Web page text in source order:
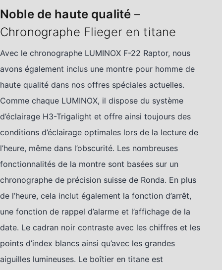
Noble de haute qualité –
Chronographe Flieger en titane
Avec le chronographe LUMINOX F-22 Raptor, nous
avons également inclus une montre pour homme de
haute qualité dans nos offres spéciales actuelles.
Comme chaque LUMINOX, il dispose du système
d’éclairage H3-Trigalight et offre ainsi toujours des
conditions d’éclairage optimales lors de la lecture de
l’heure, même dans l’obscurité. Les nombreuses
fonctionnalités de la montre sont basées sur un
chronographe de précision suisse de Ronda. En plus
de l’heure, cela inclut également la fonction d’arrêt,
une fonction de rappel d’alarme et l’affichage de la
date. Le cadran noir contraste avec les chiffres et les
points d’index blancs ainsi qu’avec les grandes
aiguilles lumineuses. Le boîtier en titane est